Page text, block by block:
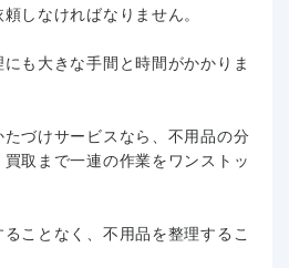
しなければなりません。
も大きな手間と時間がかかりま
づけサービスなら、不用品の分
取まで一連の作業をワンストッ
ことなく、不用品を整理するこ